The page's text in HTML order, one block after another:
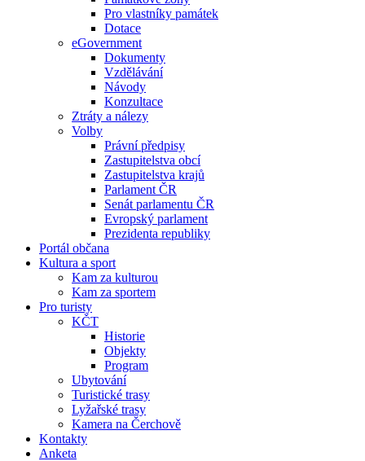
Pro vlastníky památek
Dotace
eGovernment
Dokumenty
Vzdělávání
Návody
Konzultace
Ztráty a nálezy
Volby
Právní předpisy
Zastupitelstva obcí
Zastupitelstva krajů
Parlament ČR
Senát parlamentu ČR
Evropský parlament
Prezidenta republiky
Portál občana
Kultura a sport
Kam za kulturou
Kam za sportem
Pro turisty
KČT
Historie
Objekty
Program
Ubytování
Turistické trasy
Lyžařské trasy
Kamera na Čerchově
Kontakty
Anketa